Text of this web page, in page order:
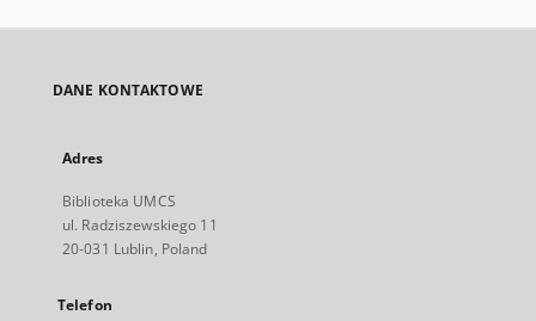
DANE KONTAKTOWE
Adres
Biblioteka UMCS
ul. Radziszewskiego 11
20-031 Lublin, Poland
Telefon